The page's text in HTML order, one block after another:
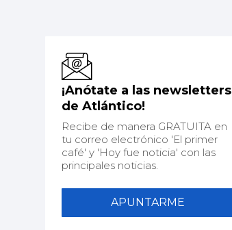
¡Anótate a las newsletters
de Atlántico!
Recibe de manera GRATUITA en
tu correo electrónico 'El primer
café' y 'Hoy fue noticia' con las
principales noticias.
APUNTARME